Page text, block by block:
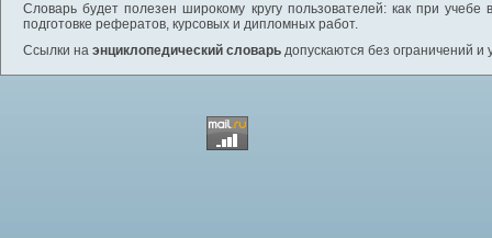
Словарь будет полезен широкому кругу пользователей: как при
подготовке рефератов, курсовых и дипломных работ.
Ссылки на энциклопедический словарь допускаются без ограничений и